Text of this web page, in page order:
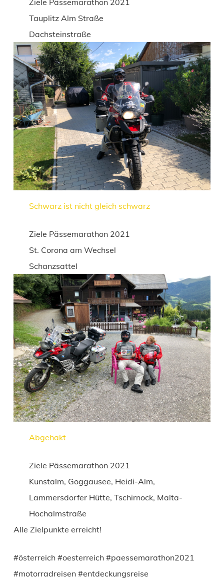
Ziele Pässemarathon 2021
Tauplitz Alm Straße
Dachsteinstraße
Schwarz ist nicht gleich schwarz
Ziele Pässemarathon 2021
St. Corona am Wechsel
Schanzsattel
Abgehakt
Ziele Pässemarathon 2021
Kunstalm, Goggausee, Heidi-Alm,
Lammersdorfer Hütte, Tschirnock, Malta-
Hochalmstraße
Alle Zielpunkte erreicht!
#österreich #oesterreich #paessemarathon2021
#motorradreisen #entdeckungsreise